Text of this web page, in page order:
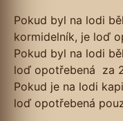
Pokud byl na lodi
kormidelník, je loď
Pokud byl na lodi
loď opotřebená za
Pokud je na lodi
loď opotřebená